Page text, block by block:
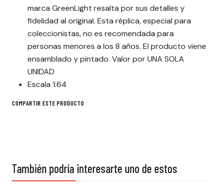
marca GreenLight resalta por sus detalles y
fidelidad al original. Esta réplica, especial para
coleccionistas, no es recomendada para
personas menores a los 8 años. El producto viene
ensamblado y pintado. Valor por UNA SOLA
UNIDAD
Escala 1:64
COMPARTIR ESTE PRODUCTO
También podría interesarte uno de estos